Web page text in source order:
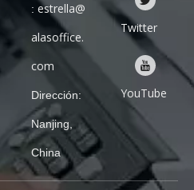
: estrella@
alasoffice.
com
Dirección:
Nanjing,
China
Twitter
YouTube